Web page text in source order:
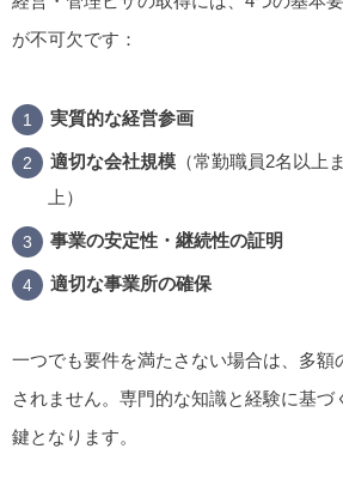
が不可欠です：
実質的な経営参画
適切な会社規模 （常勤職員2名以上
上）
事業の安定性・継続性の証明
適切な事業所の確保
一つでも要件を満たさない場合は、多額
されません。専門的な知識と経験に基づ
鍵となります。